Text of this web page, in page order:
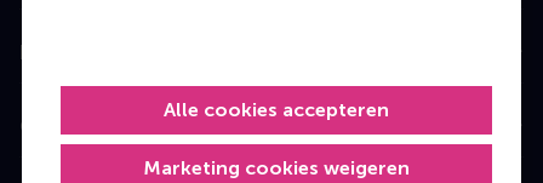
Marketing cookies weigeren
Alle cookies accepteren
Information for
Contact